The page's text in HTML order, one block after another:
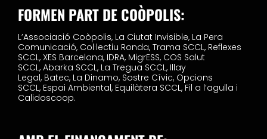
FORMEN PART DE COÒPOLIS:
L’Associació Coòpolis, La Ciutat Invisible, La Pera
Comunicació, Col·lectiu Ronda, Trama SCCL, Reflexes
SCCL, XES Barcelona, IDRA, MigrESS, COS Salut
SCCL, Abarka SCCL, La Tregua SCCL, Illay
Legal, Batec, La Dinamo, Sostre Cívic, Opcions
SCCL, Espai Ambiental, Equilàtera SCCL, Fil a l’agulla i
Calidoscoop.